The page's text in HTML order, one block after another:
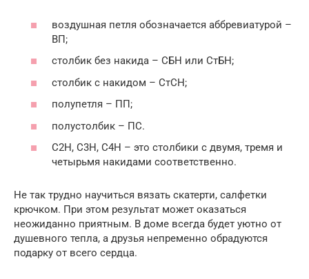
воздушная петля обозначается аббревиатурой –
ВП;
столбик без накида – СБН или СтБН;
столбик с накидом – СтСН;
полупетля – ПП;
полустолбик – ПС.
С2Н, С3Н, С4Н – это столбики с двумя, тремя и
четырьмя накидами соответственно.
Не так трудно научиться вязать скатерти, салфетки
крючком. При этом результат может оказаться
неожиданно приятным. В доме всегда будет уютно от
душевного тепла, а друзья непременно обрадуются
подарку от всего сердца.